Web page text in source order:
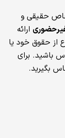
حقیقی و
ارائه
از حقوق خود یا
باشید. برای
بگیرید.